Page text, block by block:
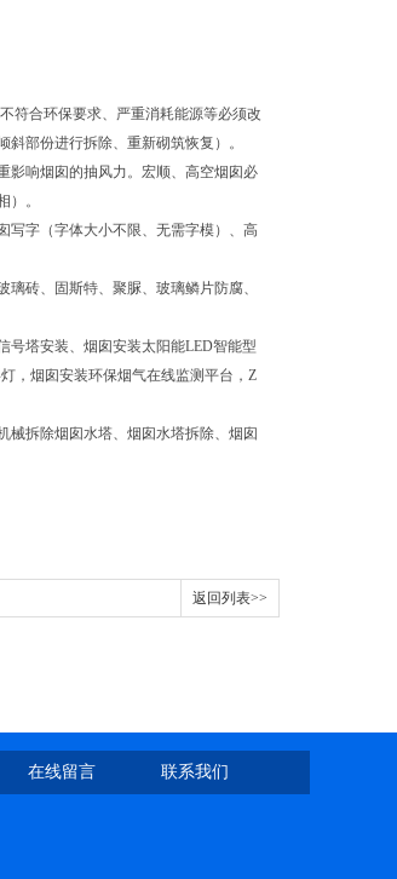
符合环保要求、严重消耗能源等必须改
部份进行拆除、重新砌筑恢复）。
影响烟囱的抽风力。宏顺、高空烟囱必
）。
写字（字体大小不限、无需字模）、高
砖、固斯特、聚脲、玻璃鳞片防腐、
号塔安装、烟囱安装太阳能LED智能型
，烟囱安装环保烟气在线监测平台，Z
械拆除烟囱水塔、烟囱水塔拆除、烟囱
返回列表>>
在线留言 联系我们